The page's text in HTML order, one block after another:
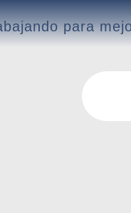
para